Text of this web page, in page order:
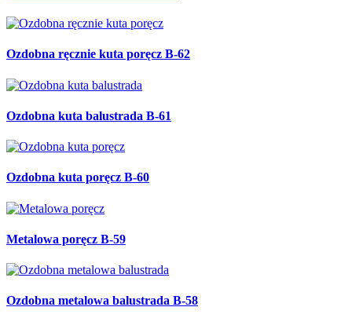
Ozdobna ręcznie kuta poręcz B-62
Ozdobna kuta balustrada B-61
Ozdobna kuta poręcz B-60
Metalowa poręcz B-59
Ozdobna metalowa balustrada B-58